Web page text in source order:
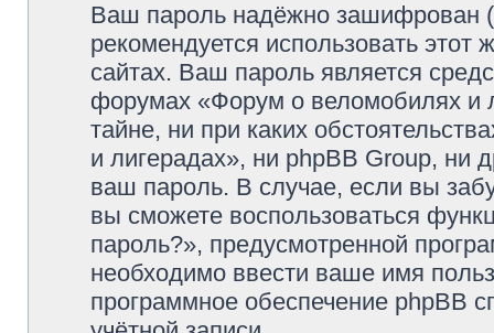
Ваш пароль надёжно зашифрован
рекомендуется использовать этот
сайтах. Ваш пароль является
форумах «Форум о веломобилях и
тайне, ни при каких
и лигерадах», ни phpBB Group, ни
ваш пароль. В случае, если вы
вы сможете воспользоваться
пароль?», предусмотренной
необходимо ввести ваше имя
программное обеспечение phpBB